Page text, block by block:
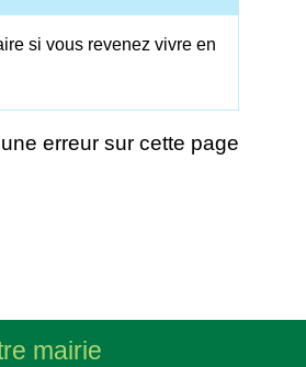
si vous revenez vivre en
erreur sur cette page
mairie